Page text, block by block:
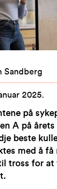
Sandberg
2025.
på
A på
beste
med å
tross for at